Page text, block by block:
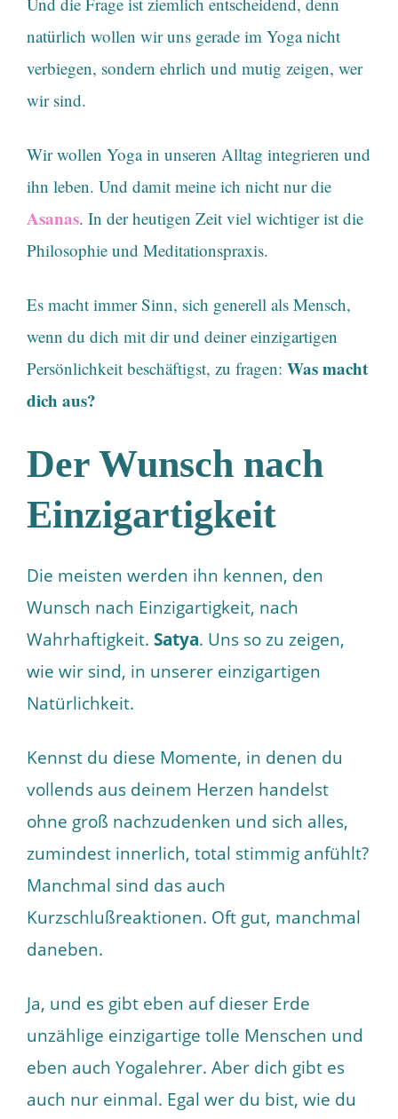
natürlich wollen wir uns gerade im Yoga nicht
verbiegen, sondern ehrlich und mutig zeigen, wer
wir sind.
Wir wollen Yoga in unseren Alltag integrieren und
ihn leben. Und damit meine ich nicht nur die
Asanas. In der heutigen Zeit viel wichtiger ist die
Philosophie und Meditationspraxis.
Es macht immer Sinn, sich generell als Mensch,
wenn du dich mit dir und deiner einzigartigen
Persönlichkeit beschäftigst, zu fragen: Was macht
dich aus?
Der Wunsch nach
Einzigartigkeit
Die meisten werden ihn kennen, den
Wunsch nach Einzigartigkeit, nach
Wahrhaftigkeit. Satya. Uns so zu zeigen,
wie wir sind, in unserer einzigartigen
Natürlichkeit.
Kennst du diese Momente, in denen du
vollends aus deinem Herzen handelst
ohne groß nachzudenken und sich alles,
zumindest innerlich, total stimmig anfühlt?
Manchmal sind das auch
Kurzschlußreaktionen. Oft gut, manchmal
daneben.
Ja, und es gibt eben auf dieser Erde
unzählige einzigartige tolle Menschen und
eben auch Yogalehrer. Aber dich gibt es
auch nur einmal. Egal wer du bist, wie du